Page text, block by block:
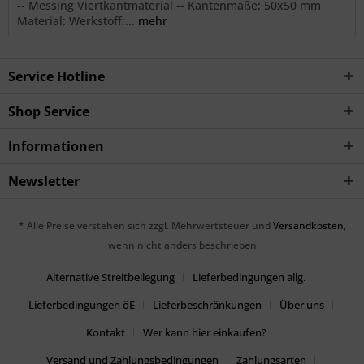
-- Messing Viertkantmaterial -- Kantenmaße: 50x50 mm
Material: Werkstoff:... mehr
Service Hotline
Shop Service
Informationen
Newsletter
* Alle Preise verstehen sich zzgl. Mehrwertsteuer und Versandkosten,
wenn nicht anders beschrieben
Alternative Streitbeilegung
Lieferbedingungen allg.
Lieferbedingungen öE
Lieferbeschränkungen
Über uns
Kontakt
Wer kann hier einkaufen?
Versand und Zahlungsbedingungen
Zahlungsarten